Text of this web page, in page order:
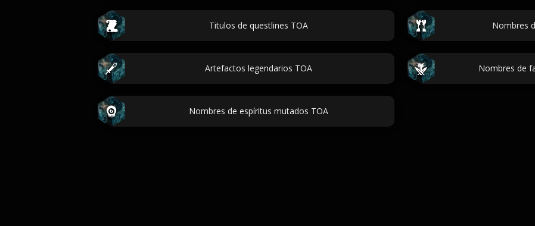
Titulos de questlines TOA Nombres
Artefactos legendarios TOA Nombres de
Nombres de espíritus mutados TOA